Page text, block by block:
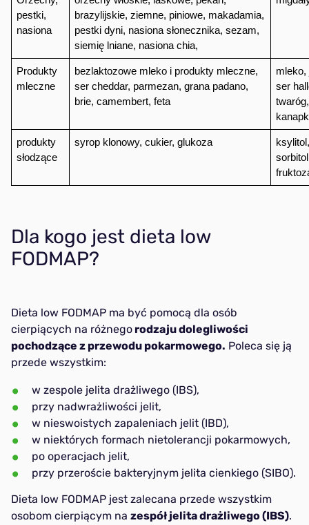
pestki,
nasiona
brazylijskie, ziemne, piniowe, makadamia,
pestki dyni, nasiona słonecznika, sezam,
siemię lniane, nasiona chia,
Produkty
mleczne
bezlaktozowe mleko i produkty mleczne,
ser cheddar, parmezan, grana padano,
brie, camembert, feta
mleko,
ser
produkty
słodzące
syrop klonowy, cukier, glukoza
Dla kogo jest dieta low
FODMAP?
Dieta low FODMAP ma być pomocą dla osób
cierpiących na różnego rodzaju dolegliwości
pochodzące z przewodu pokarmowego. Poleca się ją
przede wszystkim:
w zespole jelita drażliwego (IBS),
przy nadwrażliwości jelit,
w nieswoistych zapaleniach jelit (IBD),
w niektórych formach nietolerancji pokarmowych,
po operacjach jelit,
przy przeroście bakteryjnym jelita cienkiego (SIBO).
Dieta low FODMAP jest zalecana przede wszystkim
osobom cierpiącym na zespół jelita drażliwego (IBS).